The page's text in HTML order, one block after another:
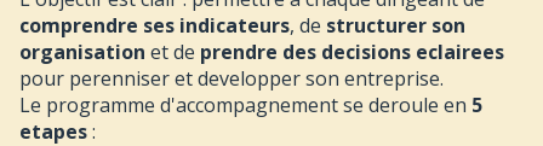
comprendre ses indicateurs, de structurer son
organisation et de prendre des decisions eclairees
pour perenniser et developper son entreprise.
Le programme d'accompagnement se deroule en 5
etapes: